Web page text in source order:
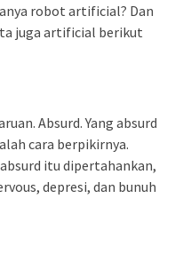
robot artificial? Dan
juga artificial berikut
Absurd. Yang absurd
cara berpikirnya.
itu dipertahankan,
depresi, dan bunuh